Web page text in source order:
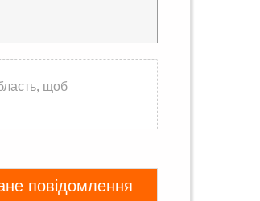
щоб
повідомлення